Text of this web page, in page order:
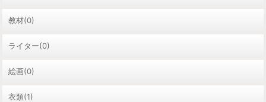
教材(0)
ライター(0)
絵画(0)
衣類(1)